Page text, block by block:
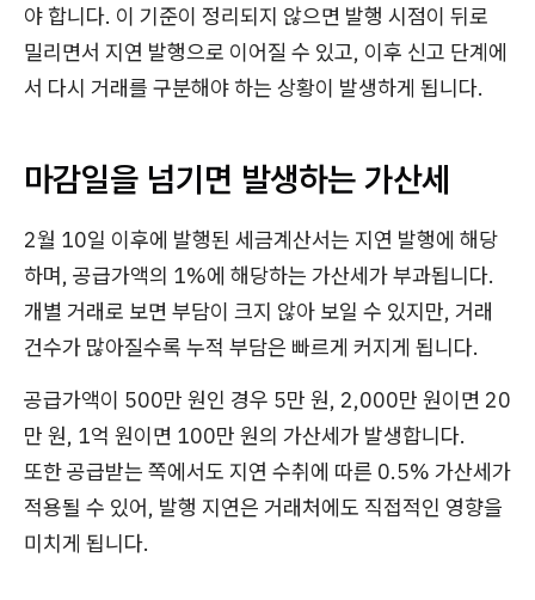
야 합니다. 이 기준이 정리되지 않으면 발행 시점이 뒤로
밀리면서 지연 발행으로 이어질 수 있고, 이후 신고 단계에
서 다시 거래를 구분해야 하는 상황이 발생하게 됩니다.
마감일을 넘기면 발생하는 가산세
2월 10일 이후에 발행된 세금계산서는 지연 발행에 해당
하며, 공급가액의 1%에 해당하는 가산세가 부과됩니다.
개별 거래로 보면 부담이 크지 않아 보일 수 있지만, 거래
건수가 많아질수록 누적 부담은 빠르게 커지게 됩니다.
공급가액이 500만 원인 경우 5만 원, 2,000만 원이면 20
만 원, 1억 원이면 100만 원의 가산세가 발생합니다.
또한 공급받는 쪽에서도 지연 수취에 따른 0.5% 가산세가
적용될 수 있어, 발행 지연은 거래처에도 직접적인 영향을
미치게 됩니다.